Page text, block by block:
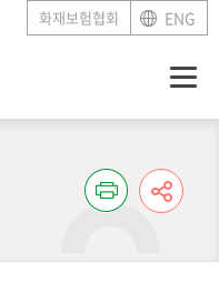
화재보험협회 ENG